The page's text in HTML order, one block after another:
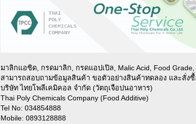
มาลิกแอซิด, กรดมาลิก, กรดแอปเปิล, Malic Acid, Food Grade,
สามารถสอบถามข้อมูลสินค้า ขอตัวอย่างสินค้าทดลอง และสั่ง
บริษัท ไทยโพลีเคมิคอล จำกัด (วัตถุเจือปนอาหาร)
Thai Poly Chemicals Company (Food Additive)
Tel No: 034854888
Mobile: 0893128888